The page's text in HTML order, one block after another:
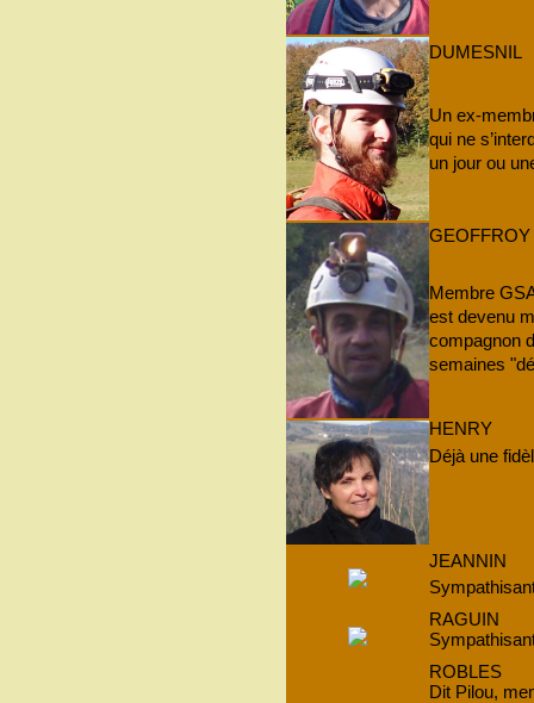
DUMESNIL
Un ex-
qui ne
un jour ou
GEOFFROY
Membre
est devenu
compagnon
semaines
HENRY
Déjà une
JEANNIN
RAGUIN
ROBLES
Dit Pilou,